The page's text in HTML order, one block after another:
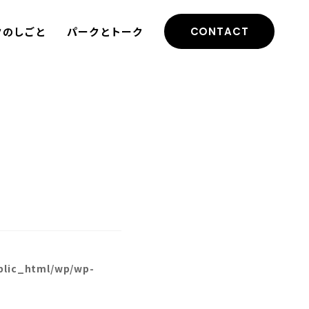
しごと パークとトーク CONTACT
wp/wp-